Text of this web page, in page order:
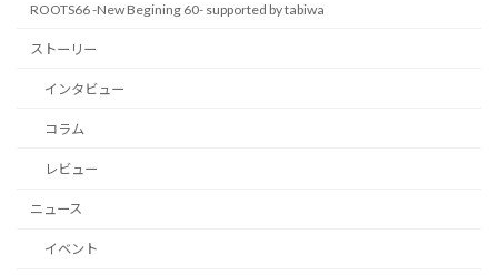
ROOTS66 -New Begining 60- supported by tabiwa
ストーリー
インタビュー
コラム
レビュー
ニュース
イベント